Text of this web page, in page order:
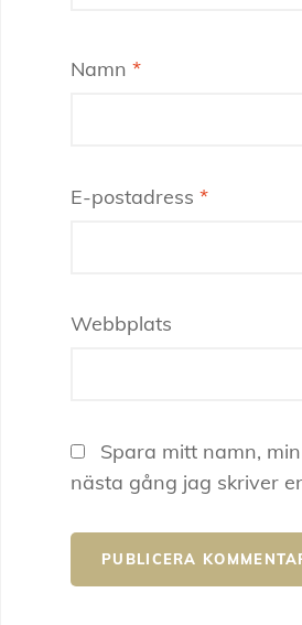
Namn *
E-postadress *
Webbplats
Spara mitt namn,
nästa gång jag skriver